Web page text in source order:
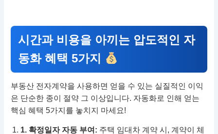
시간과 비용을 아끼는 압도적인 자
동화 혜택 5가지
부동산 전자계약을 사용하면 얻을 수 있는 실질적인 이익
은 단순한 종이 절약 그 이상입니다. 자동화로 인해 얻는
핵심 혜택 5가지를 놓치지 마세요!
1. 확정일자 자동 부여: 주택 임대차 계약 시, 계약이 체